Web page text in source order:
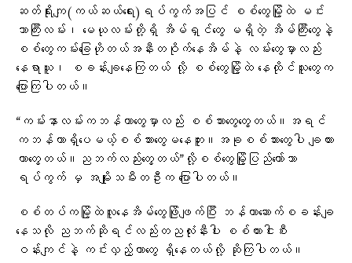
ဆတ်ရိုးကျ(ကယ်ဆယ်ရေး)ရပ်ကွက်အပြင် စစ်တွေမြို့ထဲ မင်း
ဘာကြီးလမ်း၊ မေယုလမ်းတို့ရှိ အိမ်ရှင်တွေ မရှိတဲ့ အိမ်ကြီးတွေနဲ့
စစ်တွေကမ်းခြေဟိုတယ်အနီးတဝိုက်နေအိမ်နဲ့ လမ်းတွေမှာလည်း
နေရာယူ၊ စခန်းချနေကြတယ် လို့ စစ်တွေမြို့ထဲ နေထိုင်သူတွေက
ပြောကြပါတယ်။
“ကမ်းနာလမ်းကဘန်ကာတွေမှာလည်း စစ်သားတွေတွေ့တယ်။အရင်
ကဘန်ကာရှိပေမယ့်စစ်သားတွေမနေဘူး။အခုစစ်သားတွေပါ ချထား
တာတွေ့တယ်။ညဘက်လည်းတွေ့တယ်”လို့စစ်တွေမြို့ပြည်တော်သာ
ရပ်ကွက် မှ အမျိုးသမီးတဦးက ပြောပါတယ်။
စစ်တပ်ကမြို့ထဲလူနေအိမ်တွေဖြိုဖျက်ပြီး ဘန်ကာဆောက်စခန်းချ
နေသလို ညဘက်ဆိုရင်လည်းတညလုံးနီးပါး စစ်ကားငါးစီး
ဝန်းကျင်နဲ့ ကင်းလှည့်တာတွေ ရှိနေတယ်လို့ ဆိုကြပါတယ်။